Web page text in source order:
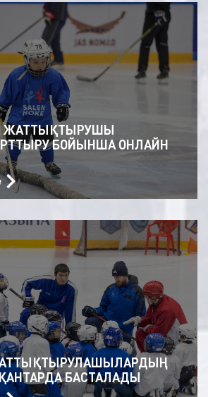
ЖАТТЫҚТЫРУШЫ
АРТТЫРУ БОЙЫНША ОНЛАЙН
ЖАТТЫҚТЫРУЛАШЫЛАРДЫҢ
БАСТАЛАДЫ